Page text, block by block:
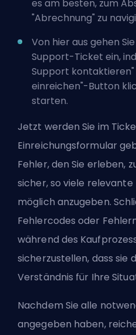
es am besten, zum
"Abrechnung" zu
Von hier aus gehen
Support-Ticket ein,
Support
einreichen"-Button
starten.
Jetzt werden Sie im
Einreichungsformular
Fehler, den Sie erleben,
sicher, so viele
möglich anzugeben.
Fehlercodes oder
während des
sicherzustellen, dass sie
Verständnis für Ihre
Nachdem Sie alle
angegeben haben,